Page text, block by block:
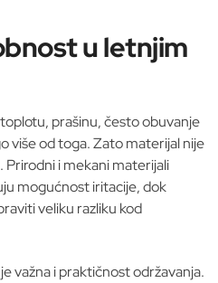
u letnjim
prašinu, često obuvanje
više od toga. Zato materijal nije
Prirodni i mekani materijali
mogućnost iritacije, dok
veliku razliku kod
važna i praktičnost održavanja.